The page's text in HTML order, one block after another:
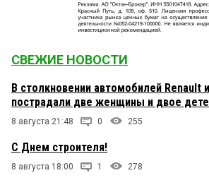
СВЕЖИЕ НОВОСТИ
В столкновении автомобилей Renault
пострадали две женщины и двое
8 августа 21:48 0 255
С Днем строителя!
8 августа 18:00 1 278